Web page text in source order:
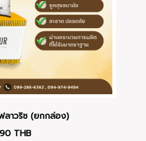
ลาวริช (ยกกล่อง)
THB